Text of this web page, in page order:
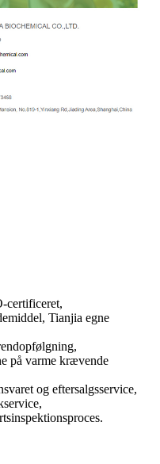
certificeret,
Tianjia egne
på varme krævende
og eftersalgsservice,